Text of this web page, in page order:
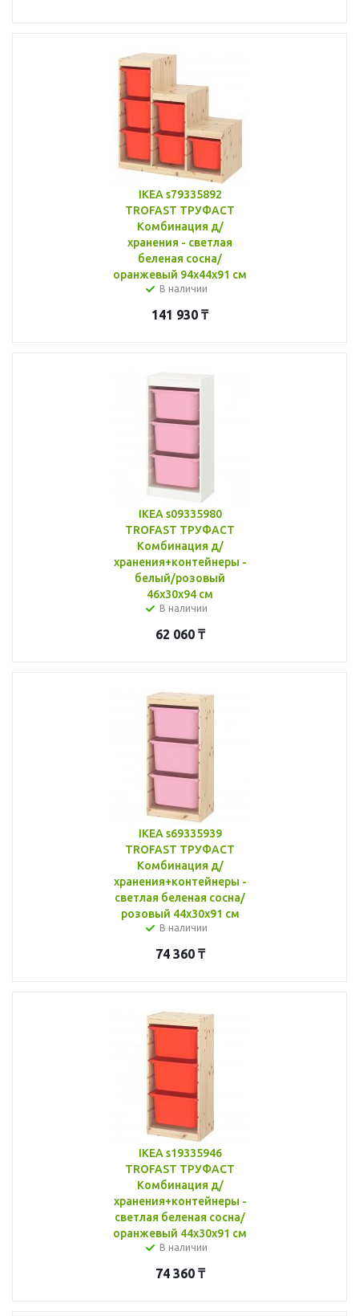
IKEA s79335892
TROFAST ТРУФАСТ
Комбинация д/
хранения - светлая
беленая сосна/
оранжевый 94x44x91 см
В наличии
141 930 ₸
IKEA s09335980
TROFAST ТРУФАСТ
Комбинация д/
хранения+контейнеры -
белый/розовый
46x30x94 см
В наличии
62 060₸
IKEA s69335939
TROFAST ТРУФАСТ
Комбинация д/
хранения+контейнеры -
светлая беленая сосна/
розовый 44x30x91 см
В наличии
74 360₸
IKEA s19335946
TROFAST ТРУФАСТ
Комбинация д/
хранения+контейнеры -
светлая беленая сосна/
оранжевый 44x30x91 см
В наличии
74 360₸